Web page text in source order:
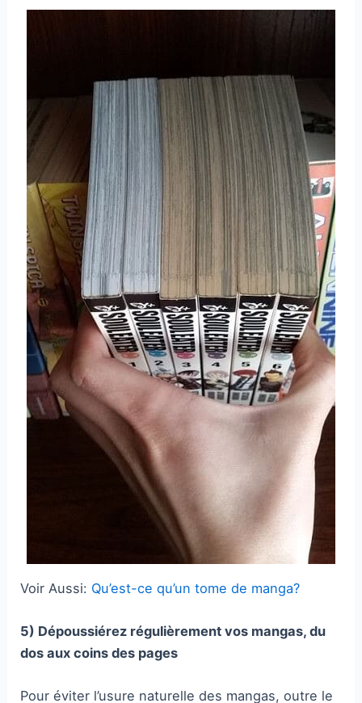
Voir Aussi: Qu’est-ce qu’un tome de manga?
5) Dépoussiérez régulièrement vos mangas, du
dos aux coins des pages
Pour éviter l’usure naturelle des mangas, outre le